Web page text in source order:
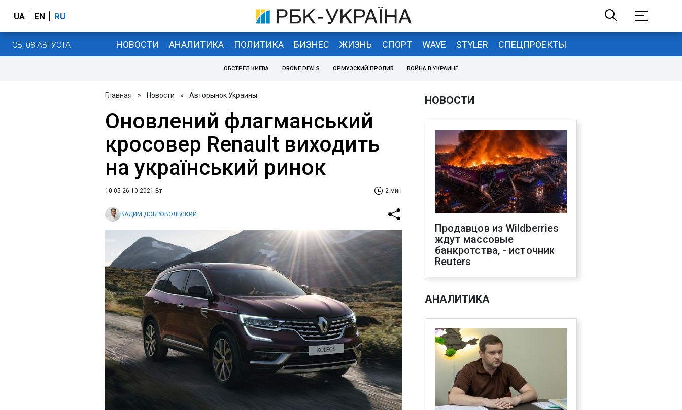
UA EN RU
СБ, 08 АВГУСТА НОВОСТИ АНАЛИТИКА ПОЛИТИКА БИЗНЕС ЖИЗНЬ СПОРТ WAVE STYLER СПЕЦПРОЕКТЫ
ОБСТРЕЛ КИЕВА DRONE DEALS ОРМУЗСКИЙ ПРОЛИВ ВОЙНА В УКРАИНЕ
Главная » Новости » Авторынок Украины
Оновлений флагманський
кросовер Renault виходить
на український ринок
10:05 26.10.2021 Вт 2 мин
ВАДИМ ДОБРОВОЛЬСКИЙ
НОВОСТИ
Продавцов из Wildberries
ждут массовые
банкротства, - источник
Reuters
АНАЛИТИКА